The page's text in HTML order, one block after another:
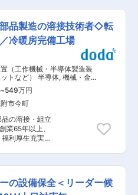
きる可能性があ
服貸与や冷暖
度や各種手
ンフルエンザ
っています。
た環境で働けま
多様な顧客と
ーダーメイド
り、一品一様の
る点が魅力で
一人ひとりの
定める業務
応募くださ
や施工管理を
面接及び適正検
況に応じての
見附市を中心
の埋蔵文化財
得する事を推
アップもある
業務に取り組
める業務
部品製造の溶接技術者◇転
冷暖房完備工場
（工作機械・半導体製造装
トなど） 半導体, 機械・金
・その他製造職
~549万円
市今町
品の溶接・組立
業65年以上、
利厚生充実】
で幅広い製品
作を強みとして
10mの工場に
の設備保全＜リーダー候